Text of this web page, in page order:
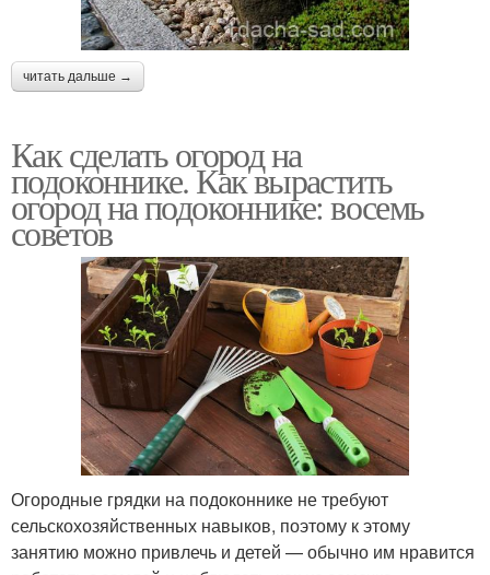
читать дальше →
Как сделать огород на
подоконнике. Как вырастить
огород на подоконнике: восемь
советов
Огородные грядки на подоконнике не требуют
сельскохозяйственных навыков, поэтому к этому
занятию можно привлечь и детей — обычно им нравится